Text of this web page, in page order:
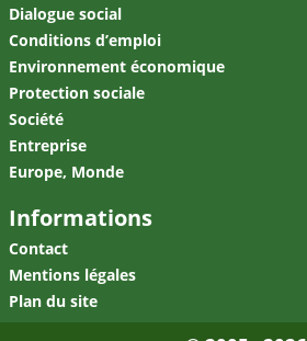
Dialogue social
Conditions d’emploi
Environnement économique
Protection sociale
Société
Entreprise
Europe, Monde
Informations
Contact
Mentions légales
Plan du site